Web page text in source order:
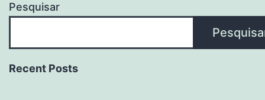
Pesquisar
Recent Posts